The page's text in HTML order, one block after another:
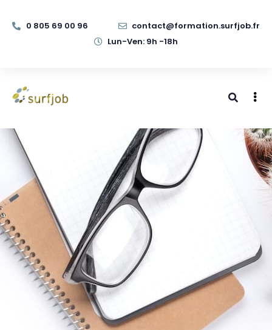
0 805 69 00 96
contact@formation.surfjob.fr
Lun-Ven: 9h -18h